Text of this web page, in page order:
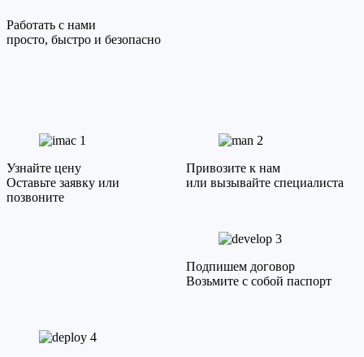
Работать с нами
просто, быстро и безопасно
1
Узнайте цену
Оставьте заявку или
позвоните
2
Привозите к нам
или вызывайте специалиста
3
Подпишем договор
Возьмите с собой паспорт
4